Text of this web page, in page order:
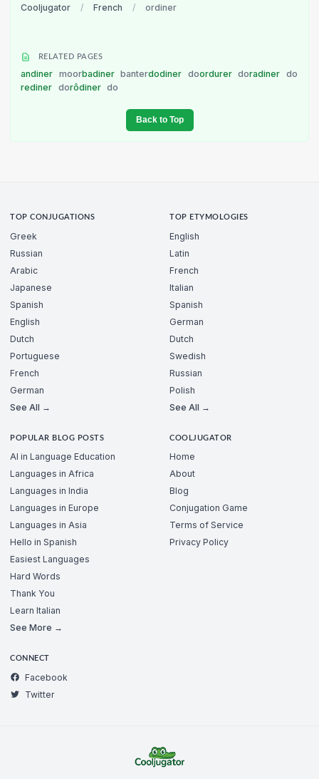
Cooljugator / French / ordiner
RELATED PAGES
andiner moorbadiner banterdodiner doordurer doradiner do
rediner dorôdiner do
Back to Top
TOP CONJUGATIONS
Greek
Russian
Arabic
Japanese
Spanish
English
Dutch
Portuguese
French
German
See All →
TOP ETYMOLOGIES
English
Latin
French
Italian
Spanish
German
Dutch
Swedish
Russian
Polish
See All →
POPULAR BLOG POSTS
AI in Language Education
Languages in Africa
Languages in India
Languages in Europe
Languages in Asia
Hello in Spanish
Easiest Languages
Hard Words
Thank You
Learn Italian
See More →
COOLJUGATOR
Home
About
Blog
Conjugation Game
Terms of Service
Privacy Policy
CONNECT
Facebook
Twitter